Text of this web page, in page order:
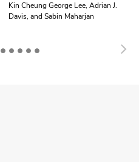
Kin Cheung George Lee, Adrian J.
Davis, and Sabin Maharjan